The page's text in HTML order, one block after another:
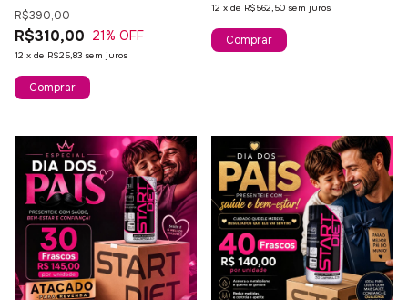
R$310,00
R$390,00
21% OFF
12 x de R$25,83 sem juros
12 x de R$562,50 sem juros